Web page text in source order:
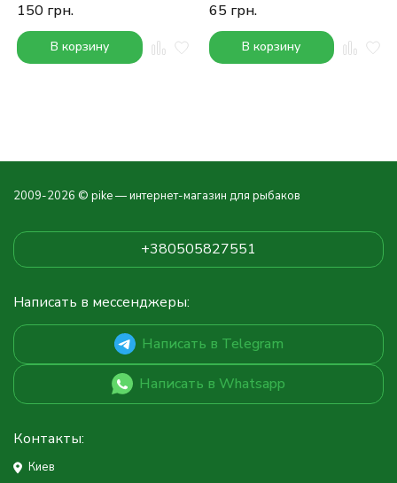
150 грн.
В корзину
65 грн.
В корзину
2009-2026 © pike — интернет-магазин для рыбаков
+380505827551
Написать в мессенджеры:
Написать в Telegram
Написать в Whatsapp
Контакты:
Киев